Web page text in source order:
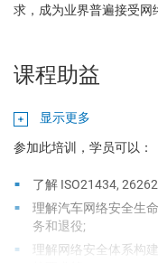
求，成为业界普遍接受网
课程助益
显示更多
参加此培训，学员可以：
了解 ISO21434,
理解汽车网络安全生
务和退役;
理解网络安全体系构